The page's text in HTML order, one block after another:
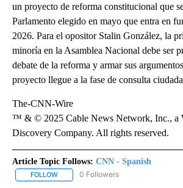
un proyecto de reforma constitucional que
Parlamento elegido en mayo que entra en
2026. Para el opositor Stalin González, la
minoría en la Asamblea Nacional debe ser
debate de la reforma y armar sus
proyecto llegue a la fase de consulta
The-CNN-Wire
™ & © 2025 Cable News Network, Inc., a
Discovery Company. All rights reserved.
Article Topic Follows: CNN - Spanish
FOLLOW FOLLOW "CNN - SPANISH" TO
0 Followers